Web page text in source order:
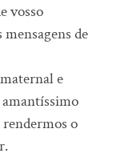
vosso
de
e
amantíssimo
rendermos o